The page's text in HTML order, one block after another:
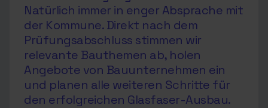
Natürlich immer in enger Absprache mit
der Kommune. Direkt nach dem
Prüfungsabschluss stimmen wir
relevante Bauthemen ab, holen
Angebote von Bauunternehmen ein
und planen alle weiteren Schritte für
den erfolgreichen Glasfaser-Ausbau.